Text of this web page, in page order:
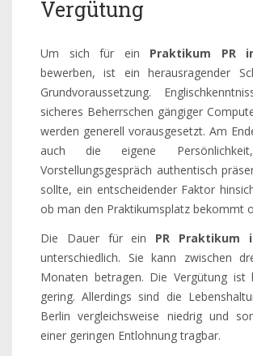
Vergütung
Um sich für ein Praktikum PR
bewerben, ist ein herausragender
Grundvoraussetzung.
sicheres Beherrschen gängiger
werden generell vorausgesetzt. Am
auch die eigene
Vorstellungsgespräch authentisch
sollte, ein entscheidender Faktor
ob man den Praktikumsplatz bekommt
Die Dauer für ein PR Praktikum
unterschiedlich. Sie kann zwischen
Monaten betragen. Die Vergütung ist
gering. Allerdings sind die
Berlin vergleichsweise niedrig und
einer geringen Entlohnung tragbar.